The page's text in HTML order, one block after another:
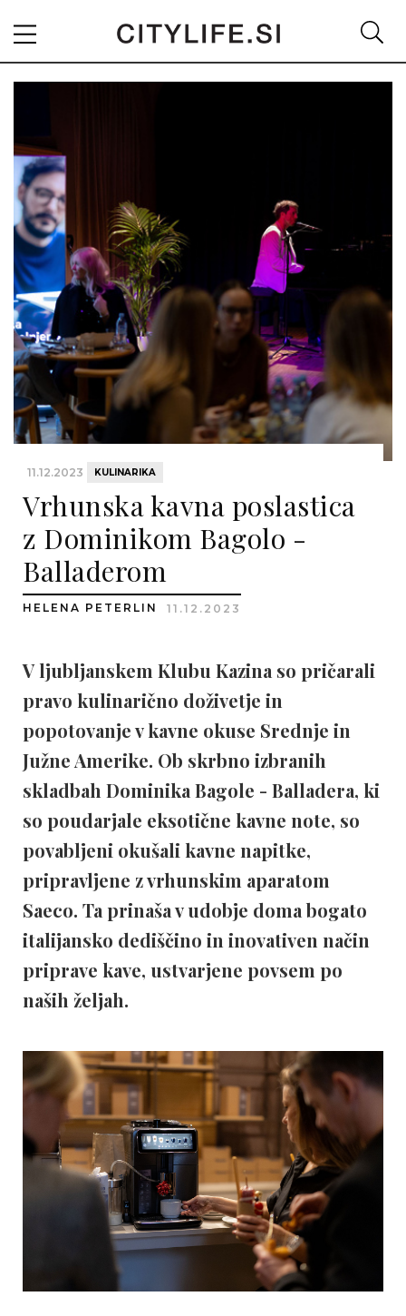
11.12.2023 KULINARIKA
Vrhunska kavna poslastica
z Dominikom Bagolo -
Balladerom
HELENA PETERLIN 11.12.2023
V ljubljanskem Klubu Kazina so pričarali
pravo kulinarično doživetje in
popotovanje v kavne okuse Srednje in
Južne Amerike. Ob skrbno izbranih
skladbah Dominika Bagole - Balladera, ki
so poudarjale eksotične kavne note, so
povabljeni okušali kavne napitke,
pripravljene z vrhunskim aparatom
Saeco. Ta prinaša v udobje doma bogato
italijansko dediščino in inovativen način
priprave kave, ustvarjene povsem po
naših željah.